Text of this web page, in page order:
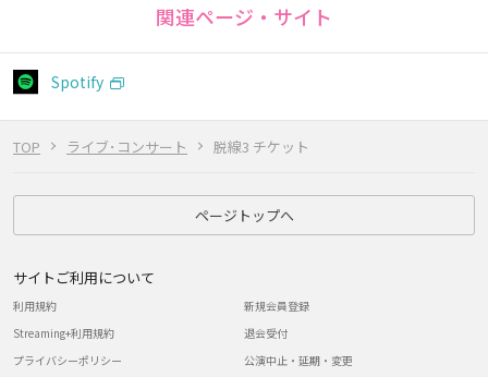
TOP ライブ･コンサート 脱線3 チケット
関連ページ・サイト
Spotify
ページトップへ
サイトご利用について
利用規約
Streaming+利用規約
プライバシーポリシー
新規会員登録
退会受付
公演中止・延期・変更